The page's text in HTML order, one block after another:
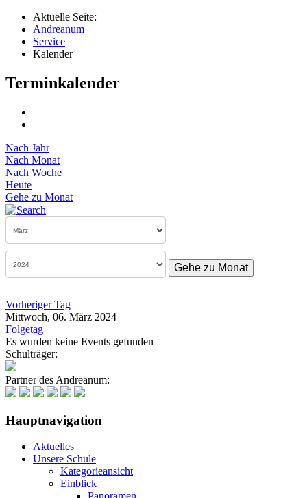
Aktuelle Seite:
Andreanum
Service
Kalender
Terminkalender
Nach Jahr
Nach Monat
Nach Woche
Heute
Gehe zu Monat
Gehe zu Monat
Vorheriger Tag
Mittwoch, 06. März 2024
Folgetag
Es wurden keine Events gefunden
Schulträger:
Partner des Andreanum:
Hauptnavigation
Aktuelles
Unsere Schule
Kategorieansicht
Einblick